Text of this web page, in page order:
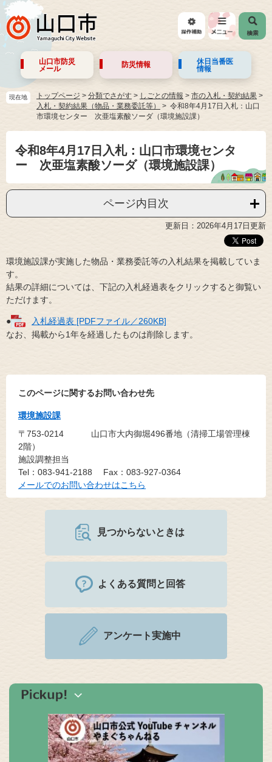
山口市防災
メール
防災情報
休日当番医
情報
現在地 トップページ > 分類でさがす > しごとの情報 > 市の入札・契約結果 >
入札・契約結果（物品・業務委託等）
令和8年4月17日入札：山口
市環境センター 次亜塩素酸ソーダ（環境施設課）
令和8年4月17日入札：山口市環境センタ
ー 次亜塩素酸ソーダ（環境施設課）
ページ内目次
更新日：2026年4月17日更新
環境施設課が実施した物品・業務委託等の入札結果を掲載していま
す。
結果の詳細については、下記の入札経過表をクリックすると御覧い
ただけます。
●
入札経過表 [PDFファイル／260KB]
なお、掲載から1年を経過したものは削除します。
このページに関するお問い合わせ先
環境施設課
〒753-0214
山口市大内御堀496番地（清掃工場管理棟
2階）
施設調整担当
Tel：083-941-2188
Fax：083-927-0364
メールでのお問い合わせはこちら
見つからないときは
よくある質問と回答
アンケート実施中